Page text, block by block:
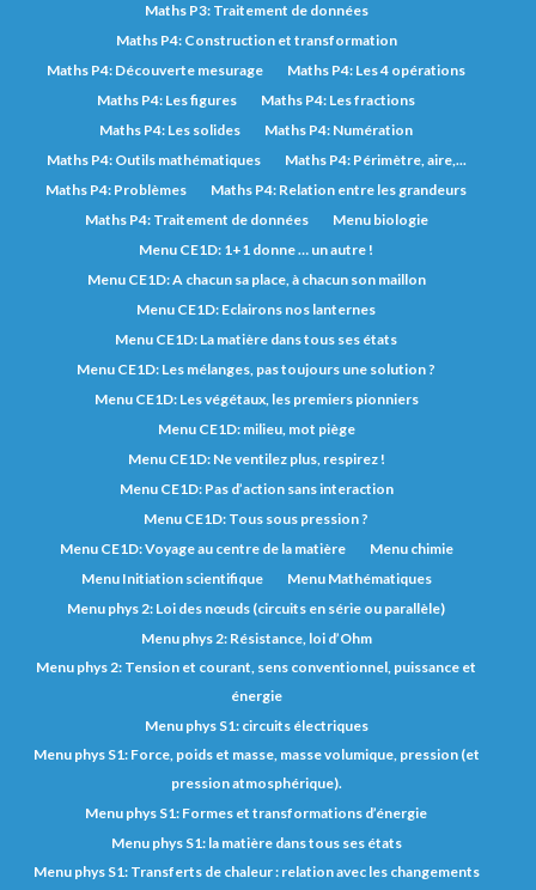
Maths P3: Traitement de données
Maths P4: Construction et transformation
Maths P4: Découverte mesurage
Maths P4: Les 4 opérations
Maths P4: Les figures
Maths P4: Les fractions
Maths P4: Les solides
Maths P4: Numération
Maths P4: Outils mathématiques
Maths P4: Périmètre, aire,...
Maths P4: Problèmes
Maths P4: Relation entre les grandeurs
Maths P4: Traitement de données
Menu biologie
Menu CE1D: 1+1 donne … un autre !
Menu CE1D: A chacun sa place, à chacun son maillon
Menu CE1D: Eclairons nos lanternes
Menu CE1D: La matière dans tous ses états
Menu CE1D: Les mélanges, pas toujours une solution ?
Menu CE1D: Les végétaux, les premiers pionniers
Menu CE1D: milieu, mot piège
Menu CE1D: Ne ventilez plus, respirez !
Menu CE1D: Pas d’action sans interaction
Menu CE1D: Tous sous pression ?
Menu CE1D: Voyage au centre de la matière
Menu chimie
Menu Initiation scientifique
Menu Mathématiques
Menu phys 2: Loi des nœuds (circuits en série ou parallèle)
Menu phys 2: Résistance, loi d’Ohm
Menu phys 2: Tension et courant, sens conventionnel, puissance et
énergie
Menu phys S1: circuits électriques
Menu phys S1: Force, poids et masse, masse volumique, pression (et
pression atmosphérique).
Menu phys S1: Formes et transformations d’énergie
Menu phys S1: la matière dans tous ses états
Menu phys S1: Transferts de chaleur : relation avec les changements